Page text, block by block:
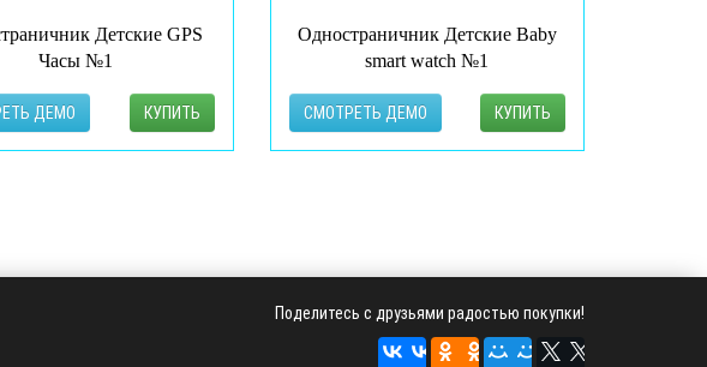
Детские GPS
Часы №1
КУПИТЬ
ДЕМО
Одностраничник Детские Baby
smart watch №1
КУПИТЬ
СМОТРЕТЬ ДЕМО
Поделитесь с друзьями радостью покупки!